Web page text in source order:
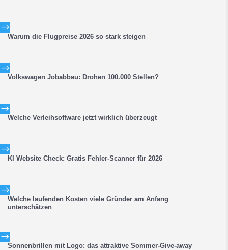
$
Warum die Flugpreise 2026 so stark steigen
$
Volkswagen Jobabbau: Drohen 100.000 Stellen?
$
Welche Verleihsoftware jetzt wirklich überzeugt
$
KI Website Check: Gratis Fehler-Scanner für 2026
$
Welche laufenden Kosten viele Gründer am Anfang
unterschätzen
$
Sonnenbrillen mit Logo: das attraktive Sommer-Give-away